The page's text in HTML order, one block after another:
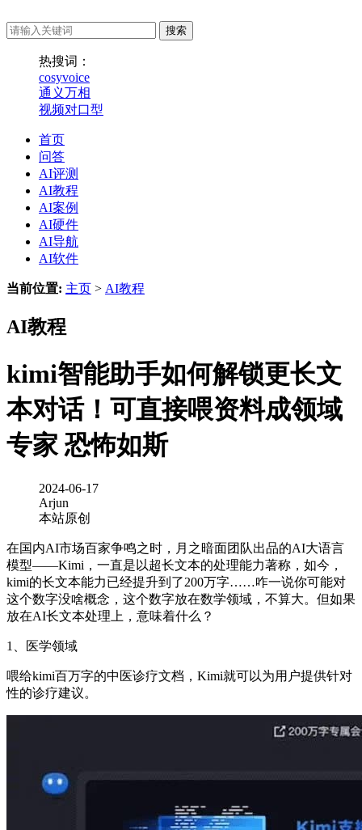
热搜词：
cosyvoice
通义万相
视频对口型
首页
问答
AI评测
AI教程
AI案例
AI硬件
AI导航
AI软件
当前位置: 主页 > AI教程
AI教程
kimi智能助手如何解锁更长文
本对话！可直接喂资料成领域
专家 恐怖如斯
2024-06-17
Arjun
本站原创
在国内AI市场百家争鸣之时，月之暗面团队出品的AI大语言
模型——Kimi，一直是以超长文本的处理能力著称，如今，
kimi的长文本能力已经提升到了200万字……咋一说你可能对
这个数字没啥概念，这个数字放在数学领域，不算大。但如果
放在AI长文本处理上，意味着什么？
1、医学领域
喂给kimi百万字的中医诊疗文档，Kimi就可以为用户提供针对
性的诊疗建议。